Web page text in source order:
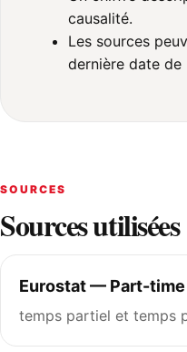
causalité.
Les sources
dernière date
SOURCES
Sources utilisées
Eurostat — Part-
temps partiel et temps